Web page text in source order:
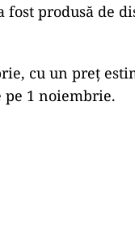
fost produsă de
cu un preț
pe 1 noiembrie.